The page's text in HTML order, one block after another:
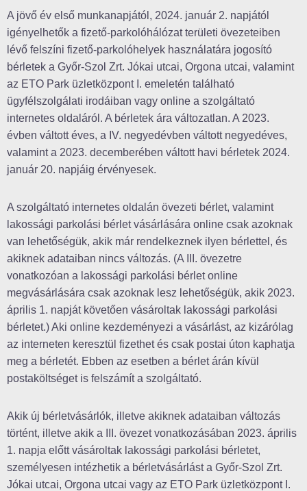
A jövő év első munkanapjától, 2024. január 2. napjától
igényelhetők a fizető-parkolóhálózat területi övezeteiben
lévő felszíni fizető-parkolóhelyek használatára jogosító
bérletek a Győr-Szol Zrt. Jókai utcai, Orgona utcai, valamint
az ETO Park üzletközpont I. emeletén található
ügyfélszolgálati irodáiban vagy online a szolgáltató
internetes oldaláról. A bérletek ára változatlan. A 2023.
évben váltott éves, a IV. negyedévben váltott negyedéves,
valamint a 2023. decemberében váltott havi bérletek 2024.
január 20. napjáig érvényesek.
A szolgáltató internetes oldalán övezeti bérlet, valamint
lakossági parkolási bérlet vásárlására online csak azoknak
van lehetőségük, akik már rendelkeznek ilyen bérlettel, és
akiknek adataiban nincs változás. (A III. övezetre
vonatkozóan a lakossági parkolási bérlet online
megvásárlására csak azoknak lesz lehetőségük, akik 2023.
április 1. napját követően vásároltak lakossági parkolási
bérletet.) Aki online kezdeményezi a vásárlást, az kizárólag
az interneten keresztül fizethet és csak postai úton kaphatja
meg a bérletét. Ebben az esetben a bérlet árán kívül
postaköltséget is felszámít a szolgáltató.
Akik új bérletvásárlók, illetve akiknek adataiban változás
történt, illetve akik a III. övezet vonatkozásában 2023. április
1. napja előtt vásároltak lakossági parkolási bérletet,
személyesen intézhetik a bérletvásárlást a Győr-Szol Zrt.
Jókai utcai, Orgona utcai vagy az ETO Park üzletközpont I.